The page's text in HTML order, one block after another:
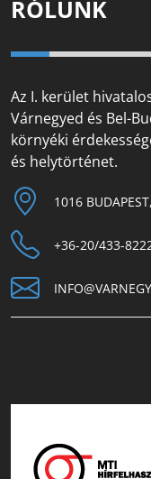
RÓLUNK
Az I. kerület
Várnegyed és Bel-
környéki
és helytörténet.
1016
+36-20/433-